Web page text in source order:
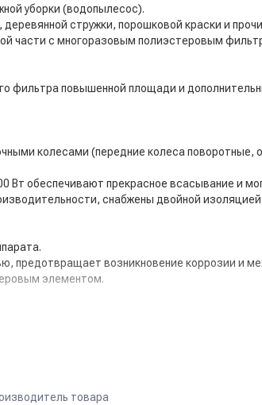
уборки (водопылесос).
стружки, порошковой краски и
части с многоразовым полиэстеровым
фильтра повышенной площади и
колесами (передние колеса поворотные,
обеспечивают прекрасное всасывание и
снабжены двойной
возникновение коррозии и
элементом.
оборудования и обстановки.
товара